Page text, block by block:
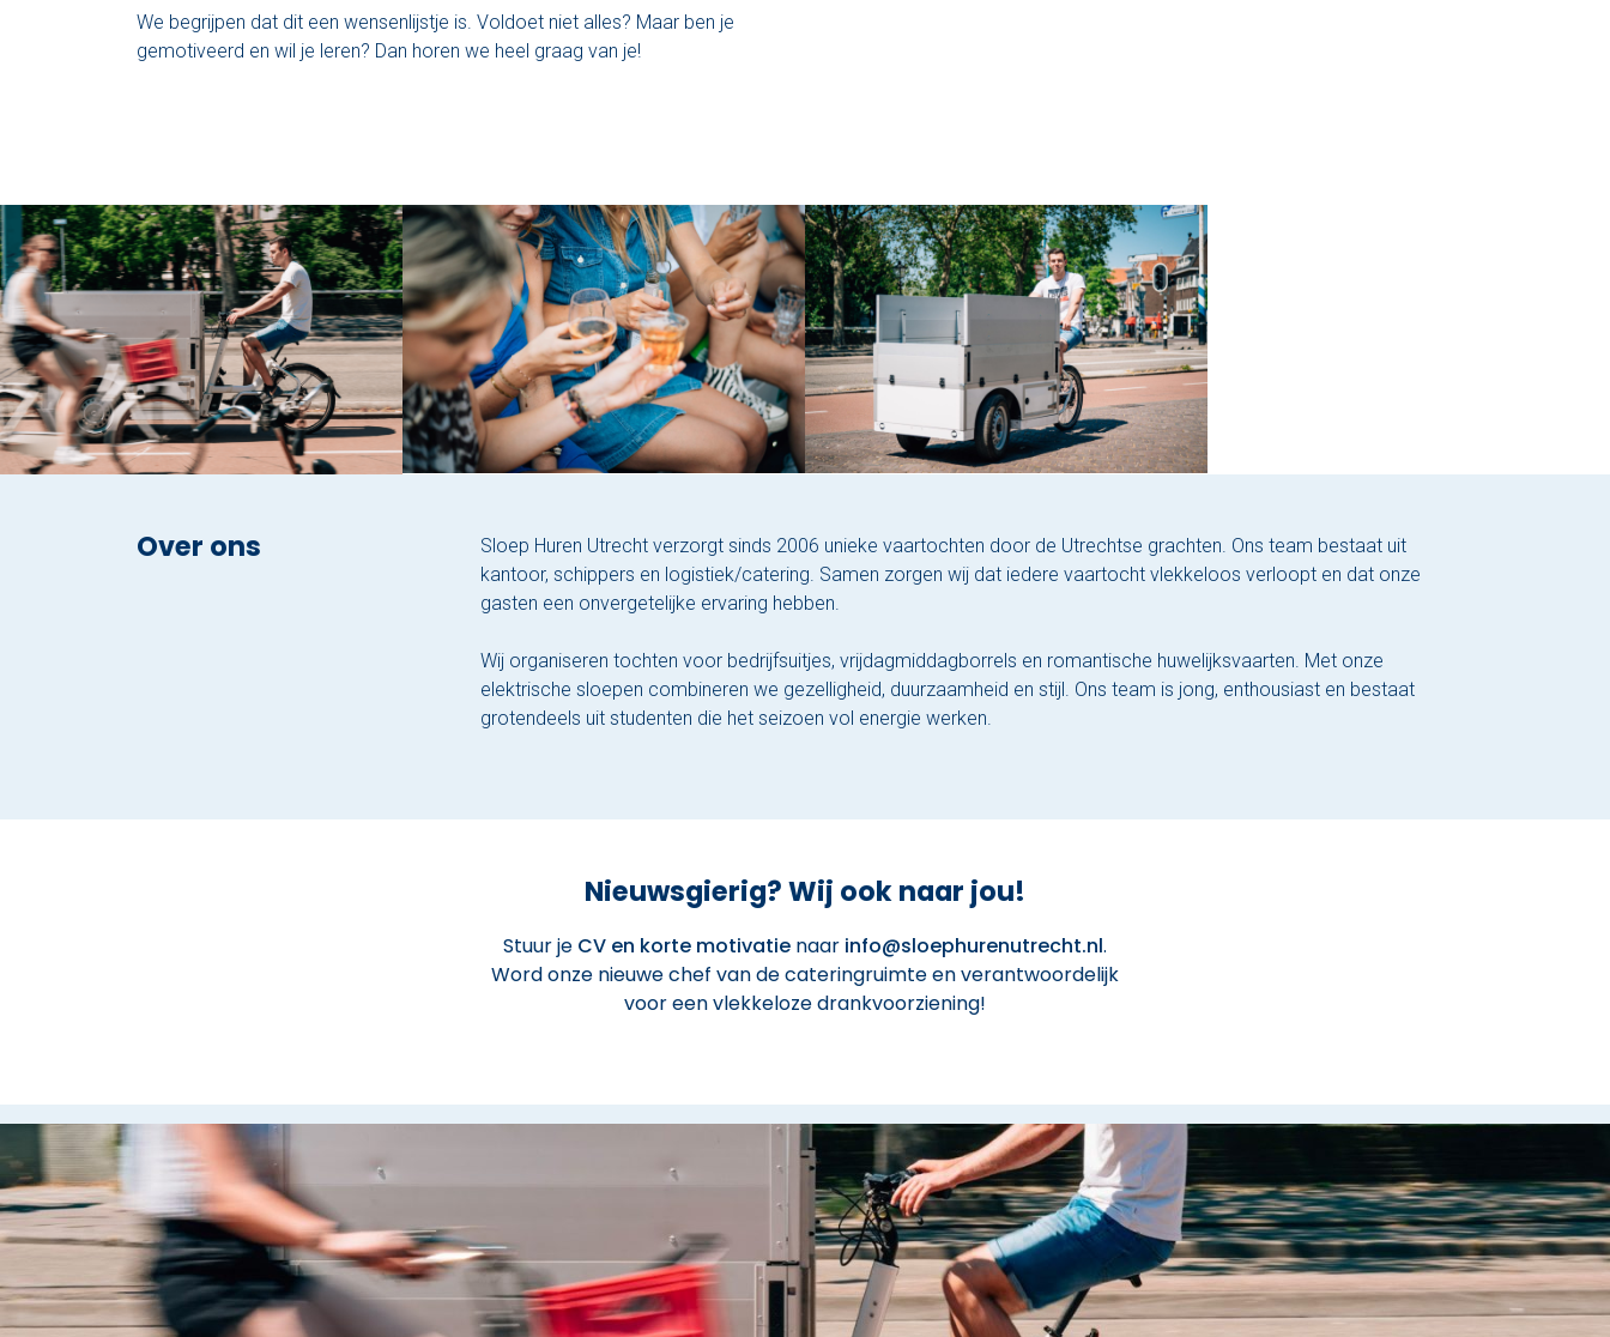
We begrijpen dat dit een wensenlijstje is. Voldoet niet alles? Maar ben je
gemotiveerd en wil je leren? Dan horen we heel graag van je!
Over ons
Sloep Huren Utrecht verzorgt sinds 2006 unieke vaartochten door de Utrechtse grachten. Ons team bestaat uit
kantoor, schippers en logistiek/catering. Samen zorgen wij dat iedere vaartocht vlekkeloos verloopt en dat onze
gasten een onvergetelijke ervaring hebben.
Wij organiseren tochten voor bedrijfsuitjes, vrijdagmiddagborrels en romantische huwelijksvaarten. Met onze
elektrische sloepen combineren we gezelligheid, duurzaamheid en stijl. Ons team is jong, enthousiast en bestaat
grotendeels uit studenten die het seizoen vol energie werken.
Nieuwsgierig? Wij ook naar jou!
Stuur je CV en korte motivatie naar info@sloephurenutrecht.nl.
Word onze nieuwe chef van de cateringruimte en verantwoordelijk
voor een vlekkeloze drankvoorziening!